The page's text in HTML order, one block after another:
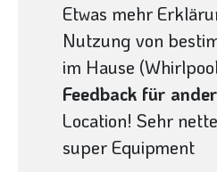
Etwas mehr
Nutzung von
im Hause
Feedback für
Location! Sehr
super Equipment